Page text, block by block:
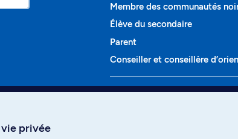
Membre des communautés
Élève du secondaire
Parent
Conseiller et conseillère
Programmes et cours
vie privée